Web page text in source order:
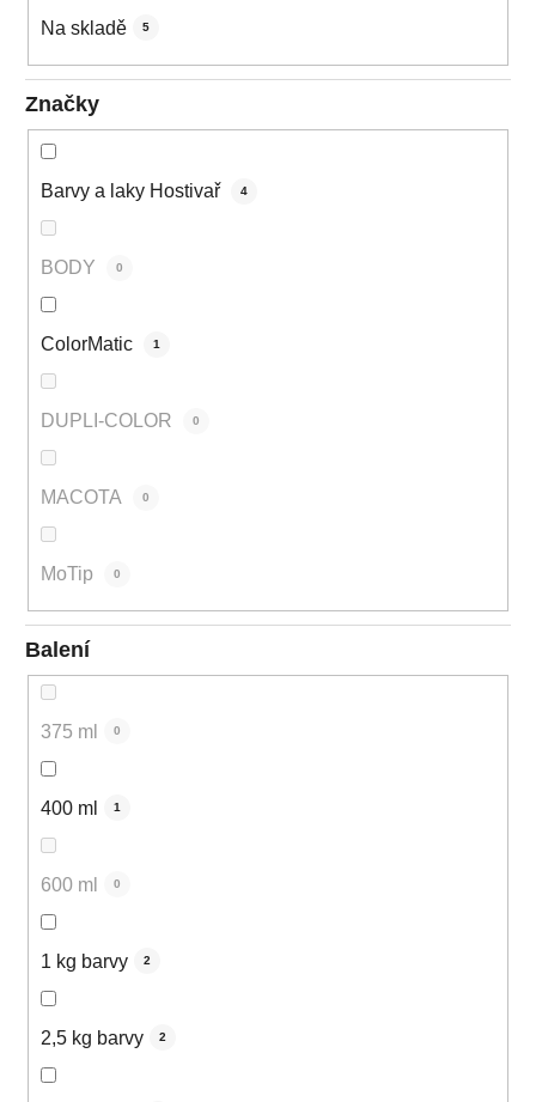
Na skladě 5
Značky
Barvy a laky Hostivař 4
BODY 0
ColorMatic 1
DUPLI-COLOR 0
MACOTA 0
MoTip 0
Balení
375 ml 0
400 ml 1
600 ml 0
1 kg barvy 2
2,5 kg barvy 2